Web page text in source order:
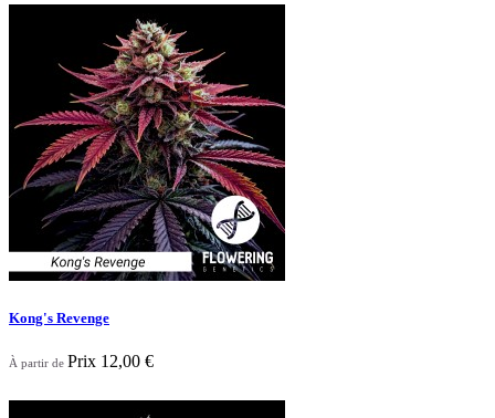
Nouveau
Aperçu rapide
Kong's Revenge
À partir de Prix 12,00 €